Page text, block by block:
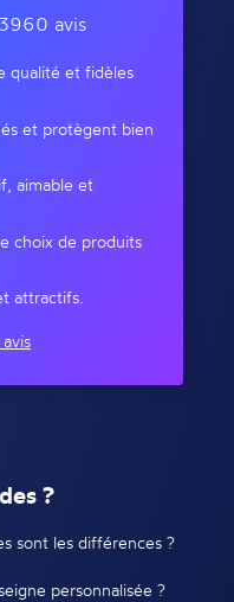
3960 avis
qualité et fidèles
et protègent bien
aimable et
choix de produits
attractifs.
?
sont les différences ?
personnalisée ?